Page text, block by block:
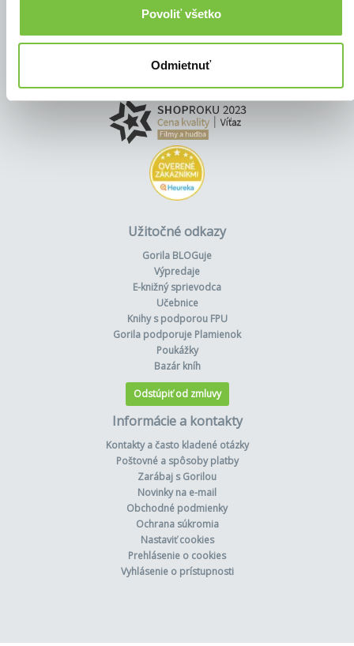
Povoliť všetko
Odmietnuť
Užitočné odkazy
Gorila BLOGuje
Výpredaje
E-knižný sprievodca
Učebnice
Knihy s podporou FPU
Gorila podporuje Plamienok
Poukážky
Bazár kníh
Odstúpiť od zmluvy
Informácie a kontakty
Kontakty a často kladené otázky
Poštovné a spôsoby platby
Zarábaj s Gorilou
Novinky na e-mail
Obchodné podmienky
Ochrana súkromia
Nastaviť cookies
Prehlásenie o cookies
Vyhlásenie o prístupnosti